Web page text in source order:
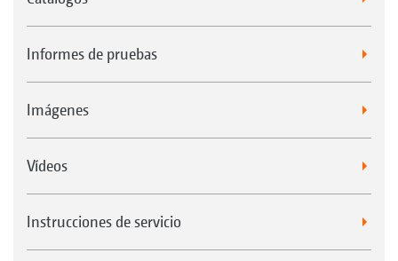
Informes de pruebas
Imágenes
Vídeos
Instrucciones de servicio